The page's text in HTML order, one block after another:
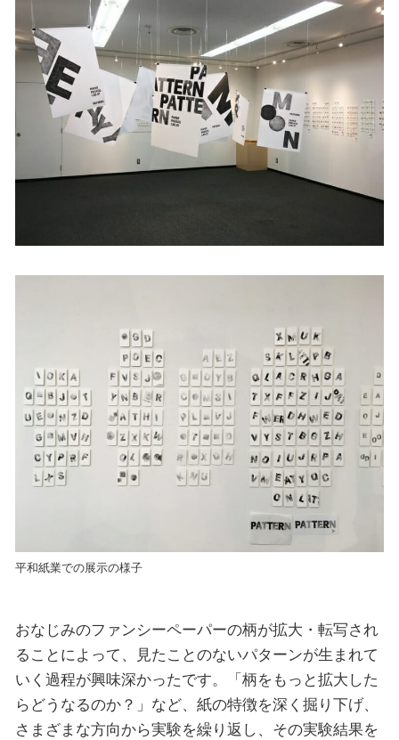
平和紙業での展示の様子
おなじみのファンシーペーパーの柄が拡大・転写され
ることによって、見たことのないパターンが生まれて
いく過程が興味深かったです。「柄をもっと拡大した
らどうなるのか？」など、紙の特徴を深く掘り下げ、
さまざまな方向から実験を繰り返し、その実験結果を